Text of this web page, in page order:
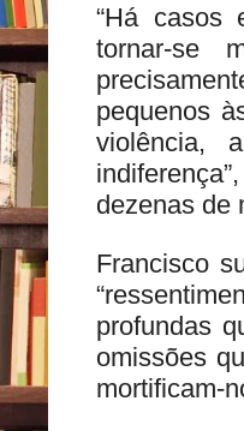
“Há casos
tornar-se
pequenos
violência,
dezenas de
Francisco
profundas
omissões
mortificam-